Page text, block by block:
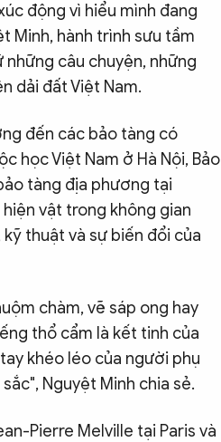
động vì hiểu mình đang
Minh, hành trình sưu tầm
câu chuyện, những
dải đất Việt Nam.
đến các bảo tàng có
học Việt Nam ở Hà Nội, Bảo
tàng địa phương tại
vật trong không gian
thuật và sự biến đổi của
chàm, vẽ sáp ong hay
thổ cẩm là kết tinh của
khéo léo của người phụ
Nguyệt Minh chia sẻ.
Pierre Melville tại Paris và